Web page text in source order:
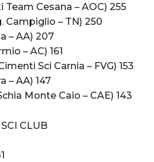
Team Cesana – AOC) 255
Campiglio – TN) 250
– AA) 207
– AC) 161
Sci Carnia – FVG) 153
– AA) 147
Monte Caio – CAE) 143
CLUB